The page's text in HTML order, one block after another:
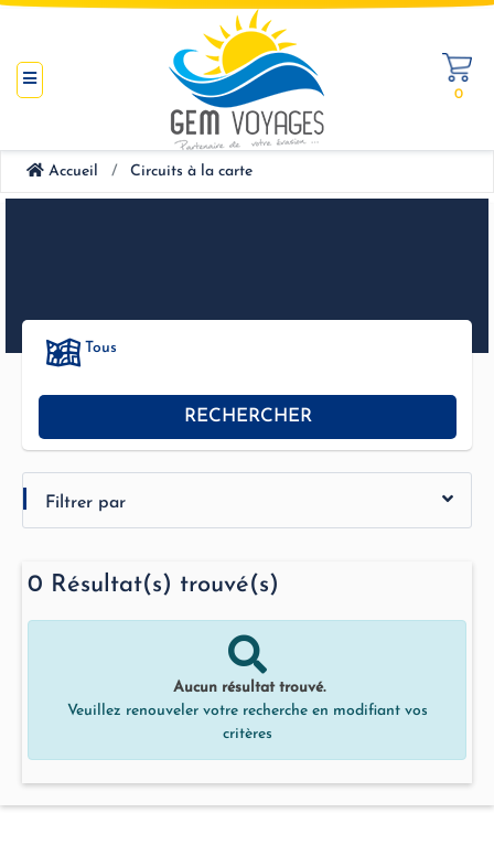
0
Accueil Circuits à la carte
Tous
RECHERCHER
Filtrer par
0 Résultat(s) trouvé(s)
Aucun résultat trouvé.
Veuillez renouveler votre recherche en modifiant vos
critères